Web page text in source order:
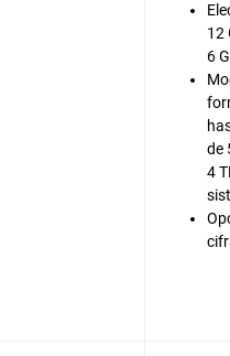
12
6
de
4